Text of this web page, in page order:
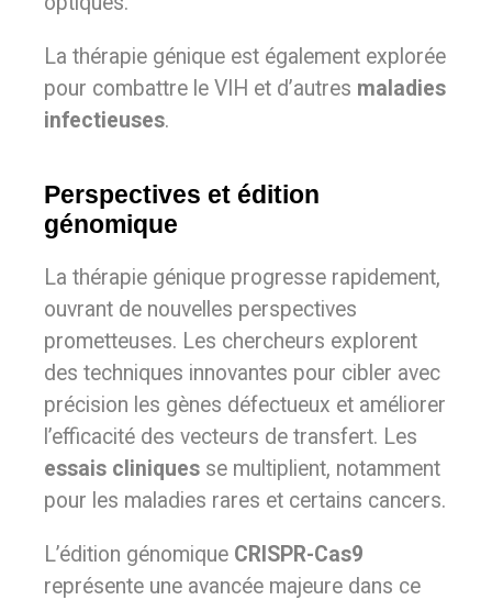
La thérapie génique est également explorée
pour combattre le VIH et d’autres maladies
infectieuses.
Perspectives et édition
génomique
La thérapie génique progresse rapidement,
ouvrant de nouvelles perspectives
prometteuses. Les chercheurs explorent
des techniques innovantes pour cibler avec
précision les gènes défectueux et améliorer
l’efficacité des vecteurs de transfert. Les
essais cliniques se multiplient, notamment
pour les maladies rares et certains cancers.
L’édition génomique CRISPR-Cas9
représente une avancée majeure dans ce